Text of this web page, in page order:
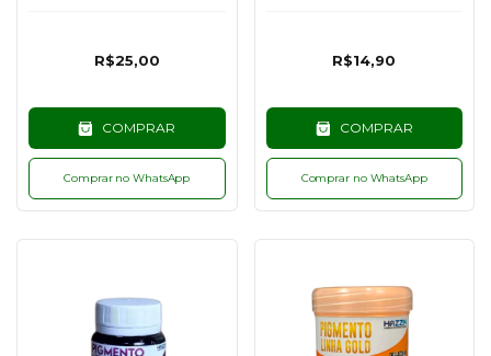
R$25,00
COMPRAR
Comprar no WhatsApp
R$14,90
COMPRAR
Comprar no WhatsApp